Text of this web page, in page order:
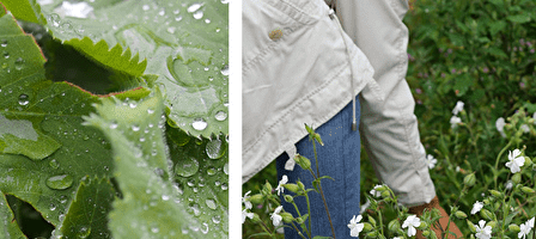
Exporter les lignes sélectionnées
Exporter toutes les colonnes
Exporter uniquement les colonnes affichées
Menu
Ajoutez un logo, un bouton, des réseaux sociaux